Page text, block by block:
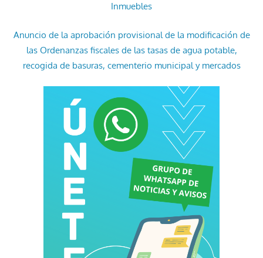
Inmuebles
Anuncio de la aprobación provisional de la modificación de
las Ordenanzas fiscales de las tasas de agua potable,
recogida de basuras, cementerio municipal y mercados